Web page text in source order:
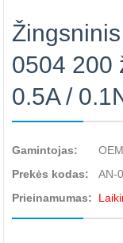
0504 200
0.5A /
Gamintojas:
OEM
Prekės kodas:
AN-
Prieinamumas: